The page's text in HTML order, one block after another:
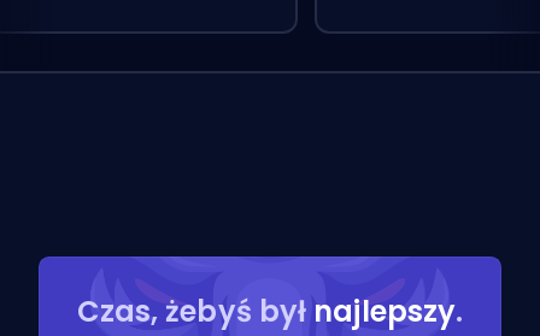
Czas, żebyś był najlepszy.